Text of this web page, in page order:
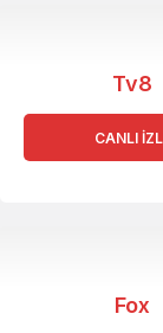
Tv8
CANLI
Fox